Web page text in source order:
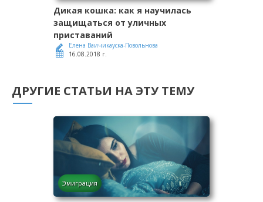
Дикая кошка: как я научилась
защищаться от уличных
приставаний
Елена Ваичикауска-Повольнова
16.08.2018 г.
ДРУГИЕ СТАТЬИ НА ЭТУ ТЕМУ
Эмиграция